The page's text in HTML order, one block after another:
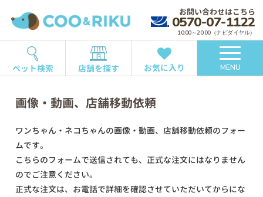
お問い合わせはこちら
0570-07-1122
10:00～20:00（ナビダイヤル）
ペット検索 店舗を探す お気に入り MENU
画像・動画、店舗移動依頼
ワンちゃん・ネコちゃんの画像・動画、店舗移動依頼のフォー
ムです。
こちらのフォームで送信されても、正式な注文にはなりません
のでご注意ください。
正式な注文は、お電話で詳細を確認させていただいてからにな